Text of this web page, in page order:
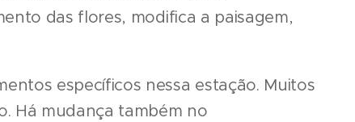
das flores, modifica a paisagem,
específicos nessa estação. Muitos
Há mudança também no